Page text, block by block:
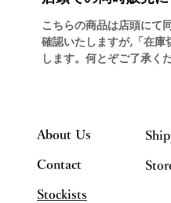
こちらの商品は店頭にて
確認いたしますが,「在庫
します。何とぞご了承く
About Us
Contact
Stockists